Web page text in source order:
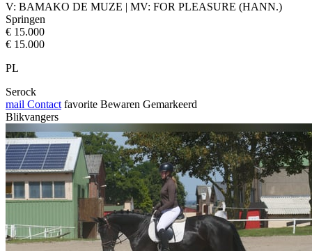
V: BAMAKO DE MUZE | MV: FOR PLEASURE (HANN.)
Springen
€ 15.000
€ 15.000
PL
Serock
mail Contact favorite Bewaren Gemarkeerd
Blikvangers